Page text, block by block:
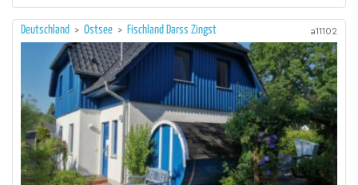
Deutschland > Ostsee > Fischland Darss Zingst a11102